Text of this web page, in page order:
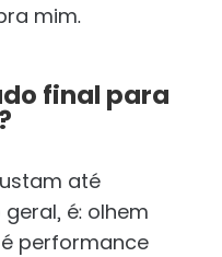
mim.
final para
até
é: olhem
performance